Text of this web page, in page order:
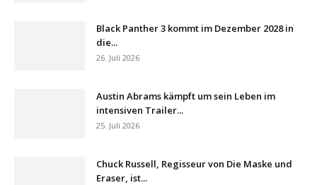
Black Panther 3 kommt im Dezember 2028 in
die...
26. Juli 2026
Austin Abrams kämpft um sein Leben im
intensiven Trailer...
25. Juli 2026
Chuck Russell, Regisseur von Die Maske und
Eraser, ist...